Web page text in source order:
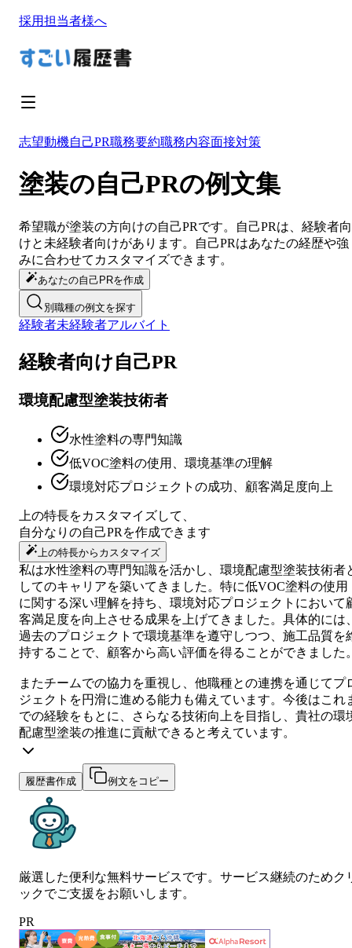
採用担当者様へ
志望動機自己PR職務要約職務内容面接対策
塗装の自己PRの例文集
希望職が塗装の方向けの自己PRです。 自己PRは、経験者向
けと未経験者向けがあります。
自己PRはあなたの経歴や強
みに合わせてカスタマイズできます。
あなたの自己PRを作成
別職種の例文を探す
経験者未経験者アルバイト
経験者向け自己PR
環境配慮型塗装技術者
水性塗料の専門知識
低VOC塗料の使用、環境基準の理解
環境対応プロジェクトの成功、顧客満足度向上
上の特長をカスタマイズして、
自分なりの自己PR を作成できます
上の特長からカスタマイズ
私は水性塗料の専門知識を活かし、環境配慮型塗装技術者
してのキャリアを築いてきました。特に低VOC塗料の使用
に関する深い理解を持ち、環境対応プロジェクトにおいて
客満足度を向上させる成果を上げてきました。具体的には
過去のプロジェクトで環境基準を遵守しつつ、施工品質を
持することで、顧客から高い評価を得ることができました
またチームでの協力を重視し、他職種との連携を通じてプ
ジェクトを円滑に進める能力も備えています。今後はこれ
での経験をもとに、さらなる技術向上を目指し、貴社の環
配慮型塗装の推進に貢献できると考えています。
履歴書作成 例文をコピー
厳選した便利な無料サービスです。サービス継続のためク
ックでご支援をお願いします。
PR